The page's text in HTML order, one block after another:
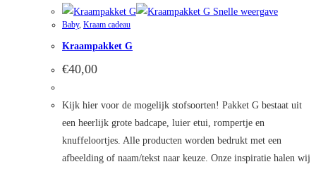
Snelle weergave
Baby, Kraam cadeau
Kraampakket G
€40,00
Kijk hier voor de mogelijk stofsoorten! Pakket G bestaat uit
een heerlijk grote badcape, luier etui, rompertje en
knuffeloortjes. Alle producten worden bedrukt met een
afbeelding of naam/tekst naar keuze. Onze inspiratie halen wij